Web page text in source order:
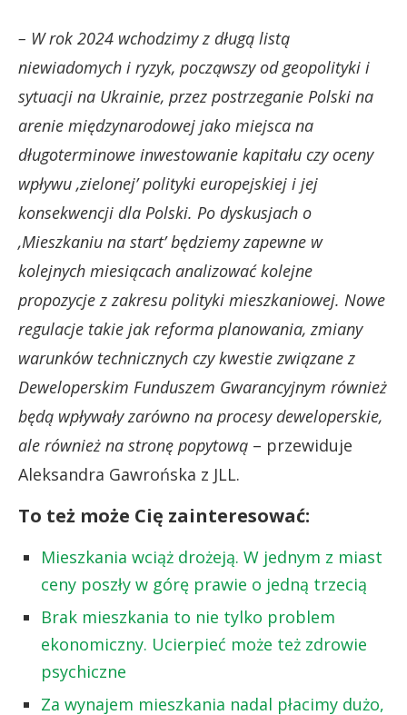
– W rok 2024 wchodzimy z długą listą
niewiadomych i ryzyk, począwszy od geopolityki i
sytuacji na Ukrainie, przez postrzeganie Polski na
arenie międzynarodowej jako miejsca na
długoterminowe inwestowanie kapitału czy oceny
wpływu ‚zielonej’ polityki europejskiej i jej
konsekwencji dla Polski. Po dyskusjach o
‚Mieszkaniu na start’ będziemy zapewne w
kolejnych miesiącach analizować kolejne
propozycje z zakresu polityki mieszkaniowej. Nowe
regulacje takie jak reforma planowania, zmiany
warunków technicznych czy kwestie związane z
Deweloperskim Funduszem Gwarancyjnym również
będą wpływały zarówno na procesy deweloperskie,
ale również na stronę popytową – przewiduje
Aleksandra Gawrońska z JLL.
To też może Cię zainteresować:
Mieszkania wciąż drożeją. W jednym z miast
ceny poszły w górę prawie o jedną trzecią
Brak mieszkania to nie tylko problem
ekonomiczny. Ucierpieć może też zdrowie
psychiczne
Za wynajem mieszkania nadal płacimy dużo,